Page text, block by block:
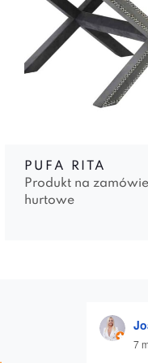
PUFA RITA
Produkt na
hurtowe
7